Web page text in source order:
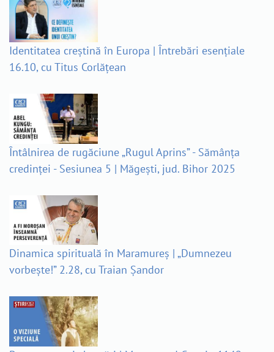
Identitatea creștină în Europa | Întrebări esențiale
16.10, cu Titus Corlățean
Întâlnirea de rugăciune „Rugul Aprins” - Sămânța
credinței - Sesiunea 5 | Măgești, jud. Bihor 2025
Dinamica spirituală în Maramureș | „Dumnezeu
vorbește!” 2.28, cu Traian Șandor